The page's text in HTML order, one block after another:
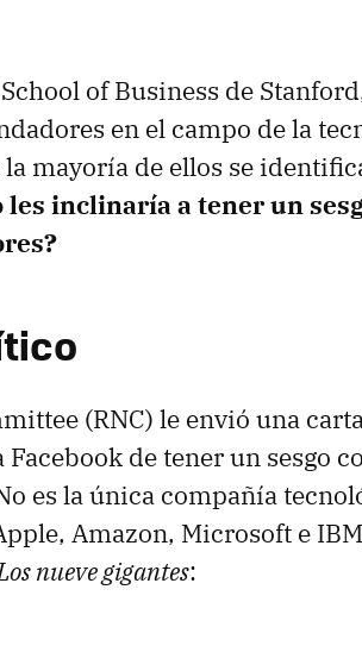
of Business de
en el campo de la
mayoría de ellos se
les inclinaría a tener un
(RNC) le envió una
de tener un sesgo
es la única compañía
Amazon, Microsoft e
nueve gigantes: